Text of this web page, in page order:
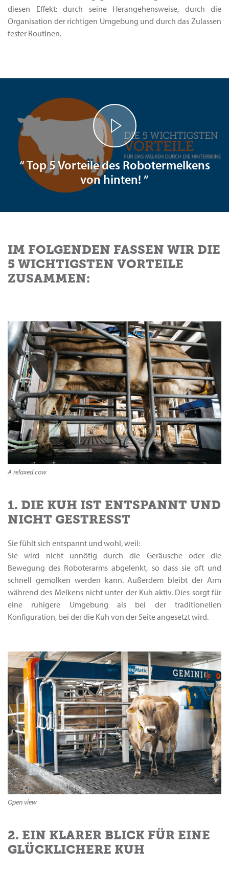
diesen Effekt: durch seine Herangehensweise, durch die
Organisation der richtigen Umgebung und durch das Zulassen
fester Routinen.
“ Top 5 Vorteile des Robotermelkens
von hinten! ”
IM FOLGENDEN FASSEN WIR DIE
5 WICHTIGSTEN VORTEILE
ZUSAMMEN:
A relaxed cow
1. DIE KUH IST ENTSPANNT UND
NICHT GESTRESST
Sie fühlt sich entspannt und wohl, weil:
Sie wird nicht unnötig durch die Geräusche oder die
Bewegung des Roboterarms abgelenkt, so dass sie oft und
schnell gemolken werden kann. Außerdem bleibt der Arm
während des Melkens nicht unter der Kuh aktiv. Dies sorgt für
eine ruhigere Umgebung als bei der traditionellen
Konfiguration, bei der die Kuh von der Seite angesetzt wird.
Open view
2. EIN KLARER BLICK FÜR EINE
GLÜCKLICHERE KUH